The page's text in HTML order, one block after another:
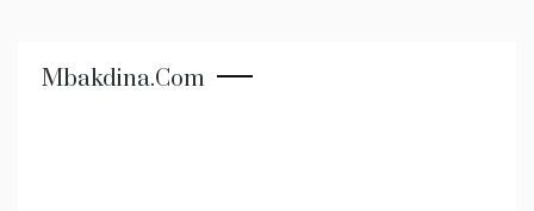
Mbakdina.com